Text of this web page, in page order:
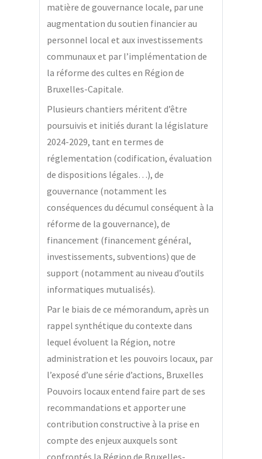
matière de gouvernance locale, par une
augmentation du soutien financier au
personnel local et aux investissements
communaux et par l’implémentation de
la réforme des cultes en Région de
Bruxelles-Capitale.
Plusieurs chantiers méritent d’être
poursuivis et initiés durant la législature
2024-2029, tant en termes de
réglementation (codification, évaluation
de dispositions légales…), de
gouvernance (notamment les
conséquences du décumul conséquent à la
réforme de la gouvernance), de
financement (financement général,
investissements, subventions) que de
support (notamment au niveau d’outils
informatiques mutualisés).
Par le biais de ce mémorandum, après un
rappel synthétique du contexte dans
lequel évoluent la Région, notre
administration et les pouvoirs locaux, par
l’exposé d’une série d’actions, Bruxelles
Pouvoirs locaux entend faire part de ses
recommandations et apporter une
contribution constructive à la prise en
compte des enjeux auxquels sont
confrontés la Région de Bruxelles-